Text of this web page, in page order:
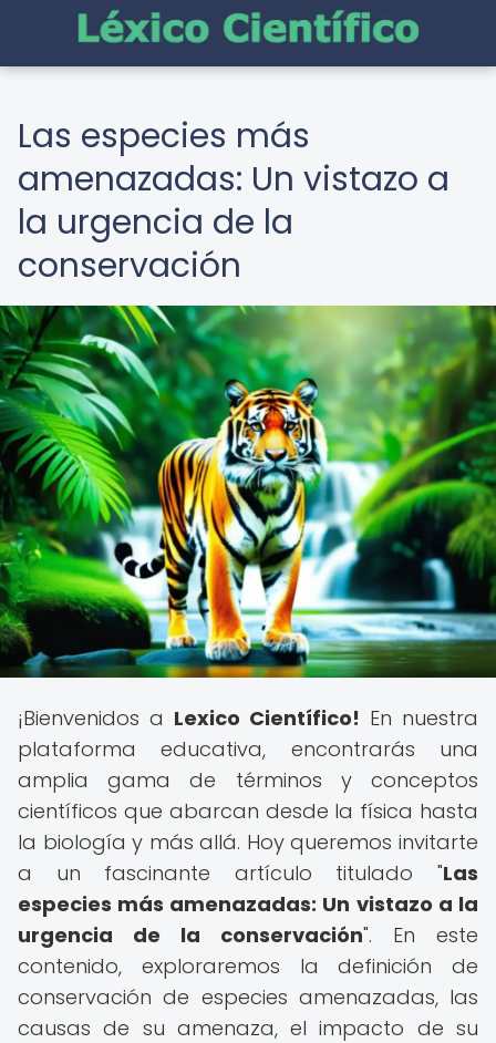
Las especies más
amenazadas: Un vistazo a
la urgencia de la
conservación
¡Bienvenidos a Lexico Científico! En nuestra
plataforma educativa, encontrarás una
amplia gama de términos y conceptos
científicos que abarcan desde la física hasta
la biología y más allá. Hoy queremos invitarte
a un fascinante artículo titulado "Las
especies más amenazadas: Un vistazo a la
urgencia de la conservación". En este
contenido, exploraremos la definición de
conservación de especies amenazadas, las
causas de su amenaza, el impacto de su